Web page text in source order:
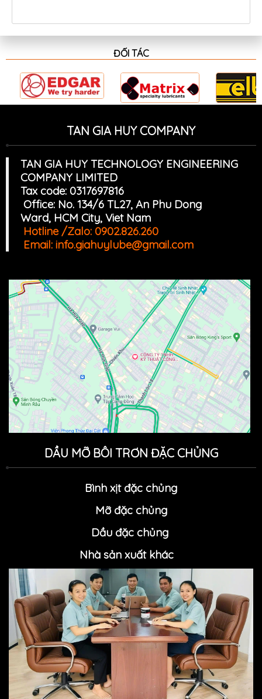
ĐỐI TÁC
TAN GIA HUY COMPANY
TAN GIA HUY TECHNOLOGY ENGINEERING
COMPANY LIMITED
Tax code: 0317697816
Office: No. 134/6 TL27, An Phu Dong
Ward, HCM City, Viet Nam
Hotline /Zalo: 0902.826.260
Email: info.giahuylube@gmail.com
DẦU MỠ BÔI TRƠN ĐẶC CHỦNG
Bình xịt đặc chủng
Mỡ đặc chủng
Dầu đặc chủng
Nhà sản xuất khác